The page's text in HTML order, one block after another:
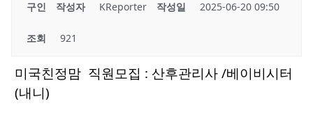
구인 작성자 KReporter 작성일 2025-06-20 09:50
조회 921
미국친정맘 직원모집 : 산후관리사 /베이비시터
(내니)